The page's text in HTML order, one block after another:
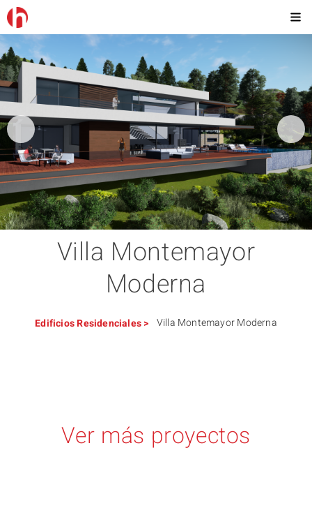
Villa Montemayor
Moderna
EdificiosResidenciales> Villa Montemayor Moderna
Ver más proyectos